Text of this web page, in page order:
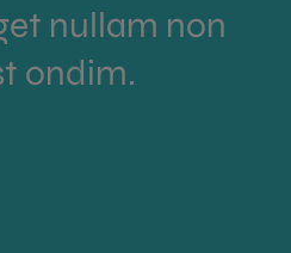
nullam non
ondim.